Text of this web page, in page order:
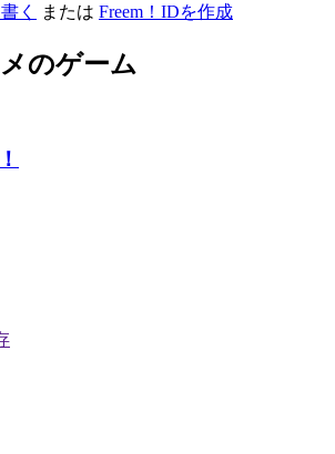
く または Freem！IDを作成
のゲーム